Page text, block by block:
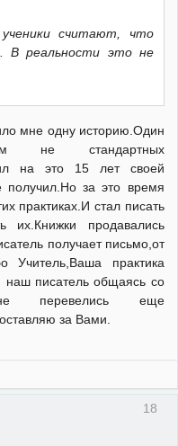
считают, что
В реальности это не
мне одну историю.Один
не стандартных
на это 15 лет своей
получил.Но за это время
практиках.И стал писать
их.Книжки продавались
получает письмо,от
Учитель,Ваша практика
наш писатель общаясь со
не перевелись еще
за Вами.
18